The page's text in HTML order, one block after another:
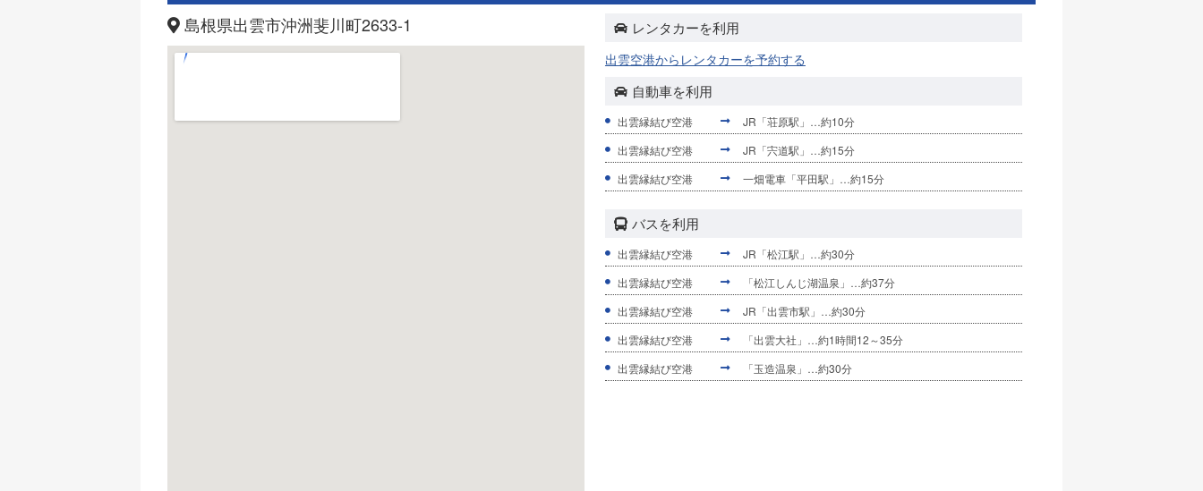
島根県出雲市沖洲斐川町2633-1 レンタカーを利用
出雲空港からレンタカーを予約する
自動車を利用
出雲縁結び空港
JR「荘原駅」…約10分
出雲縁結び空港
JR「宍道駅」…約15分
出雲縁結び空港
一畑電車「平田駅」…約15分
バスを利用
出雲縁結び空港
JR「松江駅」…約30分
出雲縁結び空港
「松江しんじ湖温泉」…約37分
出雲縁結び空港
JR「出雲市駅」…約30分
出雲縁結び空港
「出雲大社」…約1時間12～35分
出雲縁結び空港
「玉造温泉」…約30分